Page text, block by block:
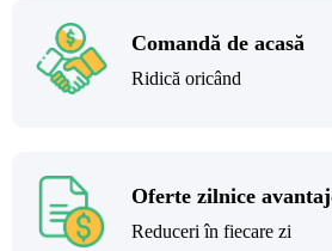
Comandă de acasă
Ridică oricând
Oferte zilnice
Reduceri în fiecare zi